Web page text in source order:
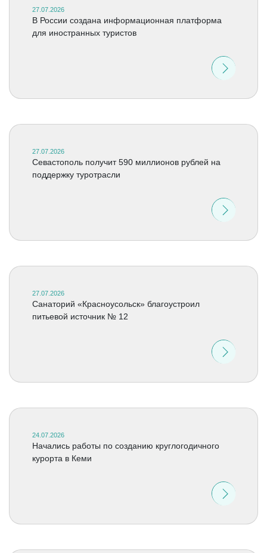
27.07.2026
В России создана информационная платформа
для иностранных туристов
27.07.2026
Севастополь получит 590 миллионов рублей на
поддержку туротрасли
27.07.2026
Санаторий «Красноусольск» благоустроил
питьевой источник № 12
24.07.2026
Начались работы по созданию круглогодичного
курорта в Кеми